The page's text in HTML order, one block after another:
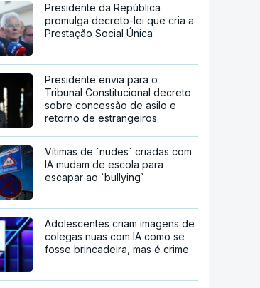
Presidente da República
promulga decreto-lei que cria a
Prestação Social Única
Presidente envia para o
Tribunal Constitucional decreto
sobre concessão de asilo e
retorno de estrangeiros
Vítimas de `nudes` criadas com
IA mudam de escola para
escapar ao `bullying`
Adolescentes criam imagens de
colegas nuas com IA como se
fosse brincadeira, mas é crime